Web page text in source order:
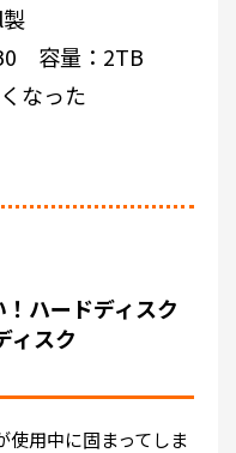
容量：2TB
なった
ハードディスク
ィスク
用中に固まってしま